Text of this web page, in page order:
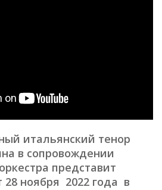
итальянский тенор
в сопровождении
представит
ноября 2022 года в